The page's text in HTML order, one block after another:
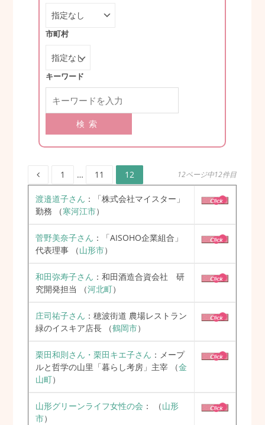
市町村
キーワード
検索
投
稿
ペ
ー
ジ
送
り
ペ
ー
ジ
1 …
ペ
ー
ジ
11
ペ
ー
ジ
12 12ページ中12件目
渡邉道子さん ：「株式会社マイスター」
勤務
（寒河江市）
菅野美奈子さん ：「AISOHO企業組合」
代表理事
（山形市）
和田弥寿子さん ：和田酒造合資会社 研
究開発担当
（河北町）
庄司祐子さん ：穂波街道 農場レストラン
緑のイスキア店長
（鶴岡市）
栗田和則さん・栗田キエ子さん ：メープ
ルと哲学の山里「暮らし考房」主宰
（金
山町）
山形グリーンライフ女性の会 ： （山形
市）